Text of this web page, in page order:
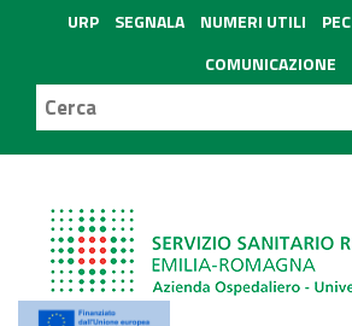
URP SEGNALA NUMERI UTILI PEC
COMUNICAZIONE